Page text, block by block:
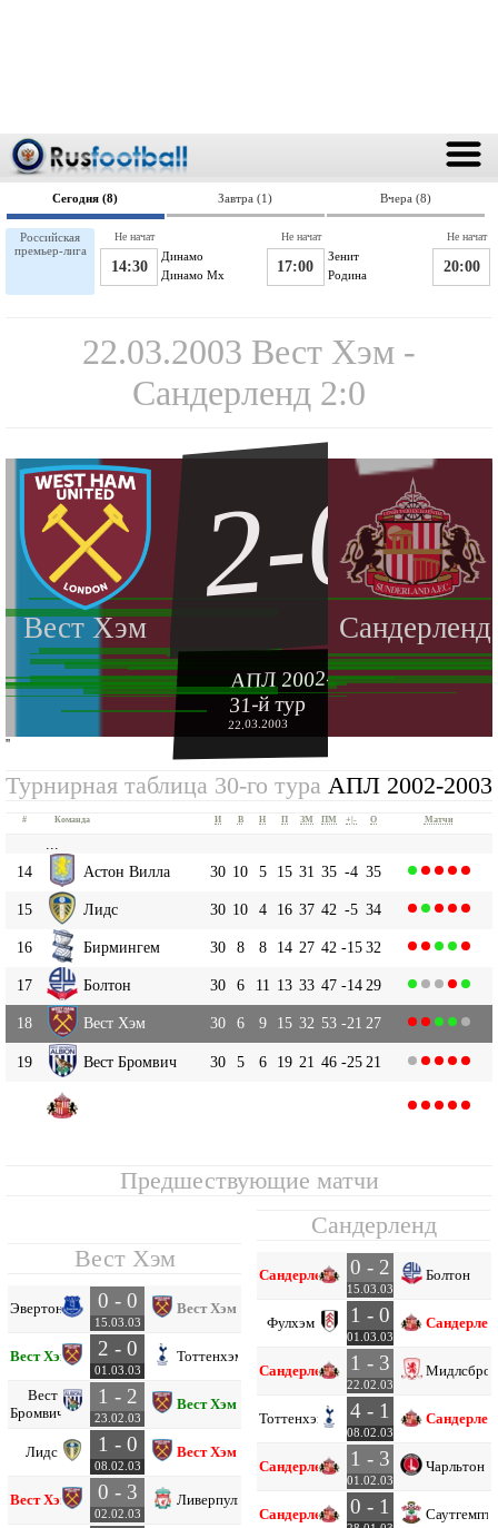
Сегодня (8) Завтра (1) Вчера (8)
Российская
премьер-лига
Динамо
14:30 Динамо Мх
Не начат
Зенит
17:00 Родина
Не начат
20:00
Не начат
22.03.2003 Вест Хэм -
Сандерленд 2:0
Вест Хэм Сандерленд
2-0
АПЛ 2002-2003
31-й тур
22.03.2003
''
Турнирная таблица 30-го тура АПЛ 2002-2003
# Команда И В Н П ЗМ ПМ +|- О Матчи
14
Астон Вилла 30 10 5 15 31 35 -4 35
15 Лидс 30 10 4 16 37 42 -5 34
16 Бирмингем 30 8 8 14 27 42 -15 32
17 Болтон 30 6 11 13 33 47 -14 29
18 Вест Хэм 30 6 9 15 32 53 -21 27
19 Вест Бромвич 30 5 6 19 21 46 -25 21
Предшествующие матчи
Вест Хэм
Эвертон 0 - 0
15.03.03
Вест Хэм
Вест Хэм 2 - 0
01.03.03
Тоттенхэм
Вест
Бромвич
1 - 2
23.02.03
Вест Хэм
Лидс 1 - 0
08.02.03
Вест Хэм
Вест Хэм 0 - 3
02.02.03
Ливерпуль
Сандерленд
Сандерленд 0 - 2
15.03.03
Болтон
Фулхэм 1 - 0
01.03.03
Сандерленд 1 - 3
22.02.03
Мидлсбро
Тоттенхэм 4 - 1
08.02.03
Сандерленд 1 - 3
01.02.03
Чарльтон
Сандерленд 0 - 1